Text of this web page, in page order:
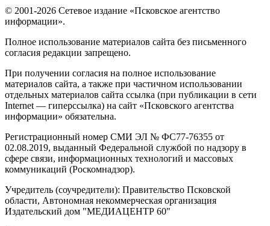
© 2001-2026 Сетевое издание «Псковское агентство
информации».
Полное использование материалов сайта без письменного
согласия редакции запрещено.
При получении согласия на полное использование
материалов сайта, а также при частичном использовании
отдельных материалов сайта ссылка (при публикации в сети
Internet — гиперссылка) на сайт «Псковского агентства
информации» обязательна.
Регистрационный номер СМИ ЭЛ № ФС77-76355 от
02.08.2019, выданный Федеральной службой по надзору в
сфере связи, информационных технологий и массовых
коммуникаций (Роскомнадзор).
Учредитель (соучредители): Правительство Псковской
области, Автономная некоммерческая организация
Издательский дом "МЕДИАЦЕНТР 60"